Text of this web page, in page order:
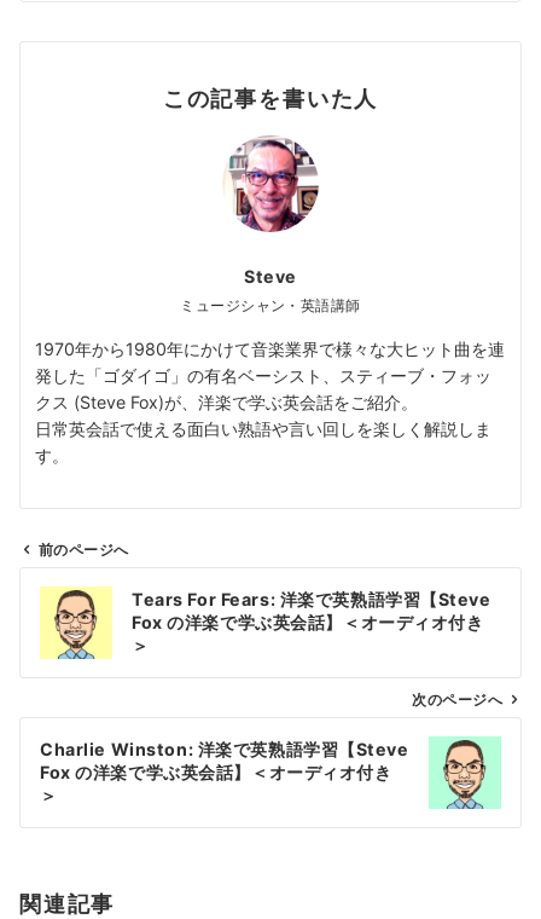
この記事を書いた人
Steve
ミュージシャン・英語講師
1970年から1980年にかけて音楽業界で様々な大ヒット曲を連
発した「ゴダイゴ」の有名ベーシスト、スティーブ・フォッ
クス (Steve Fox)が、洋楽で学ぶ英会話をご紹介。
日常英会話で使える面白い熟語や言い回しを楽しく解説しま
す。
ビ
ン
前のページへ
Tears For Fears: 洋楽で英熟語学習【Steve
Fox の洋楽で学ぶ英会話】＜オーディオ付き
＞
次のページへ
Charlie Winston: 洋楽で英熟語学習【Steve
Fox の洋楽で学ぶ英会話】＜オーディオ付き
＞
関連記事